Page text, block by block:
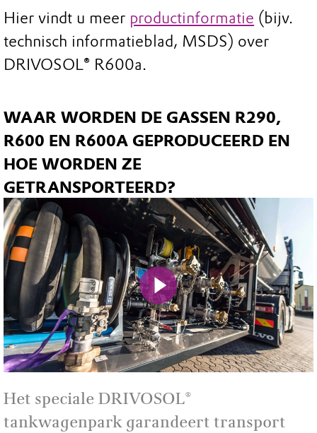
Hier vindt u meer productinformatie (bijv.
technisch informatieblad, MSDS) over
DRIVOSOL® R600a.
WAAR WORDEN DE GASSEN R290,
R600 EN R600A GEPRODUCEERD EN
HOE WORDEN ZE
GETRANSPORTEERD?
Mute
Het speciale DRIVOSOL®
tankwagenpark garandeert transport